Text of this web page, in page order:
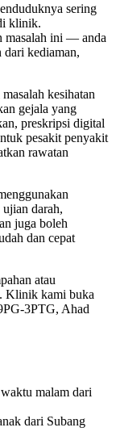
sering
klinik.
masalah ini — anda
dari kediaman,
kesihatan
gejala yang
preskripsi digital
pesakit penyakit
rawatan
ujian darah,
juga boleh
dan cepat
atau
Klinik kami buka
3PTG, Ahad
malam dari
dari Subang